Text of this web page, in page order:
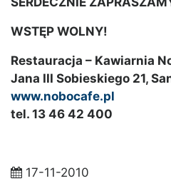
WSTĘP WOLNY!
Restauracja – Kawiarnia
Jana III Sobieskiego 21,
www.nobocafe.pl
tel. 13 46 42 400
17-11-2010